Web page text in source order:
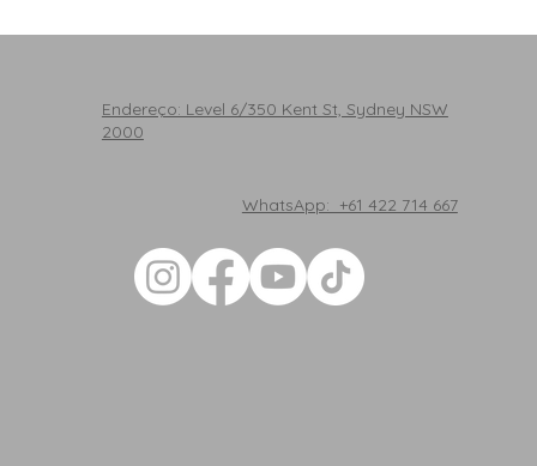
Endereço: Level 6/350 Kent St, Sydney NSW
2000
WhatsApp: +61 422 714 667